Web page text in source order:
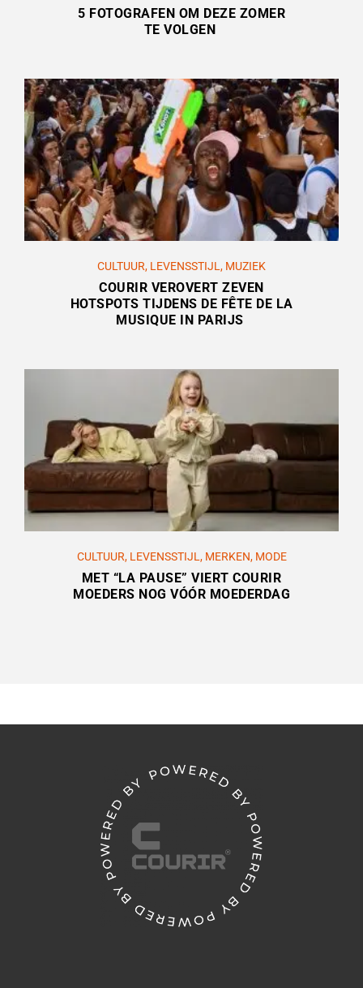
5 FOTOGRAFEN OM DEZE ZOMER
TE VOLGEN
CULTUUR, LEVENSSTIJL , MUZIEK
COURIR VEROVERT ZEVEN
HOTSPOTS TIJDENS DE FÊTE DE LA
MUSIQUE IN PARIJS
CULTUUR, LEVENSSTIJL , MERKEN, MODE
MET “LA PAUSE” VIERT COURIR
MOEDERS NOG VÓÓR MOEDERDAG